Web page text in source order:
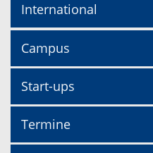
International
Campus
Start-ups
Termine